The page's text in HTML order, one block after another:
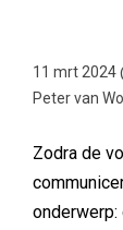
11 mrt 2024
Peter van
Zodra de
onderwerp: